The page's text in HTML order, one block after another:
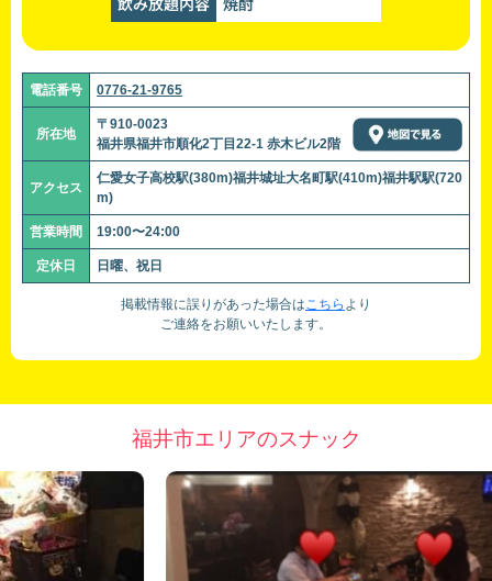
電話番号 0776-21-9765
所在地
〒910-0023
福井県福井市順化2丁目22‐1 赤木ビル2階
アクセス
仁愛女子高校駅(380m)福井城址大名町駅(410m)福井駅駅(720
m)
営業時間 19:00〜24:00
定休日 日曜、祝日
掲載情報に誤りがあった場合はこちら より
ご連絡をお願いいたします。
福井市エリアのスナック